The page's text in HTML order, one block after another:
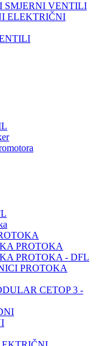
SMJERNI VENTILI
ELEKTRIČNI
PROTOKA
PROTOKA - DFL
PROTOKA
CETOP 3 -